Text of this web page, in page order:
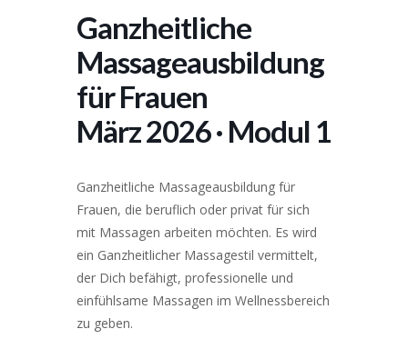
Ganzheitliche
Massageausbildung
für Frauen
März 2026 · Modul 1
Ganzheitliche Massageausbildung für
Frauen, die beruflich oder privat für sich
mit Massagen arbeiten möchten. Es wird
ein Ganzheitlicher Massagestil vermittelt,
der Dich befähigt, professionelle und
einfühlsame Massagen im Wellnessbereich
zu geben.